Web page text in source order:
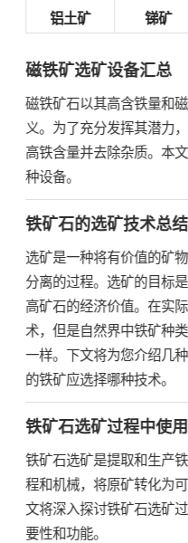
铝土矿
锑矿
磁铁矿选矿设备汇总
磁铁矿石以其高含铁量和
义。为了充分发挥其潜力
高铁含量并去除杂质。本
种设备。
铁矿石的选矿技术总结
选矿是一种将有价值的矿
分离的过程。选矿的目标
高矿石的经济价值。在实
术，但是自然界中铁矿种
一样。下文将为您介绍几
的铁矿应选择哪种技术。
铁矿石选矿过程中使
铁矿石选矿是提取和生产
程和机械，将原矿转化为
文将深入探讨铁矿石选矿
要性和功能。